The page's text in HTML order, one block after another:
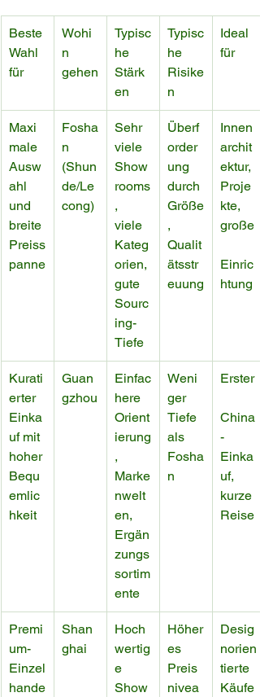
Beste
Wahl
für
Wohi
n
gehen
Typisc
he
Stärk
en
Typisc
he
Risike
n
Ideal
für
Maxi
male
Ausw
ahl
und
breite
Preiss
panne
Fosha
n
(Shun
de/Le
cong)
Sehr
viele
Show
rooms
,
viele
Kateg
orien,
gute
Sourc
ing-
Tiefe
Überf
order
ung
durch
Größe
,
Qualit
ätsstr
euung
Innen
archit
ektur,
Proje
kte,
große
Einric
htung
Kurati
erter
Einka
uf mit
hoher
Bequ
emlic
hkeit
Guan
gzhou
Einfac
here
Orient
ierung
,
Marke
nwelt
en,
Ergän
zungs
sortim
ente
Weni
ger
Tiefe
als
Fosha
n
Erster
China
-
Einka
uf,
kurze
Reise
Premi
um-
Einzel
hande
Shan
ghai
Hoch
wertig
e
Show
Höher
es
Preis
nivea
Desig
norien
tierte
Käufe